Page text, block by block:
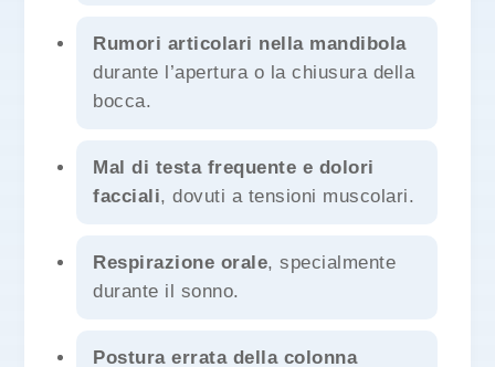
Rumori articolari nella mandibola
durante l’apertura o la chiusura della
bocca.
Mal di testa frequente e dolori
facciali, dovuti a tensioni muscolari.
Respirazione orale, specialmente
durante il sonno.
Postura errata della colonna